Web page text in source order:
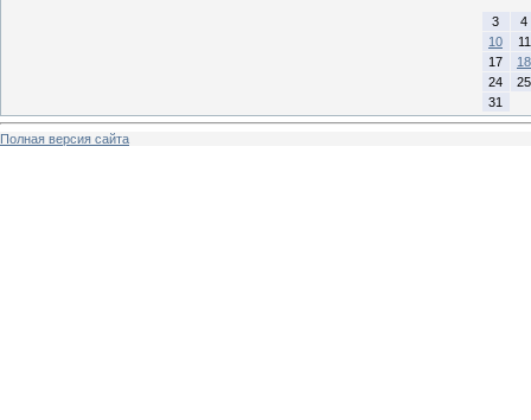
3
4
10
11
17
18
24
25
31
Полная версия сайта